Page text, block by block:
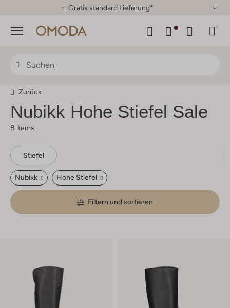
30 Tage Rückgaberecht
Menü
Zurück
Nubikk Hohe Stiefel Sale
8 items
Stiefel
Nubikk Hohe Stiefel
Filtern und sortieren